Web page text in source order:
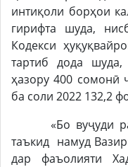
интиқоли борҳои
гирифта шуда,
Кодекси
тартиб дода
ҳазору 400 сомонӣ
ба соли 2022 132,2
«Бо вуҷуди
таъкид намуд
дар фаъолияти